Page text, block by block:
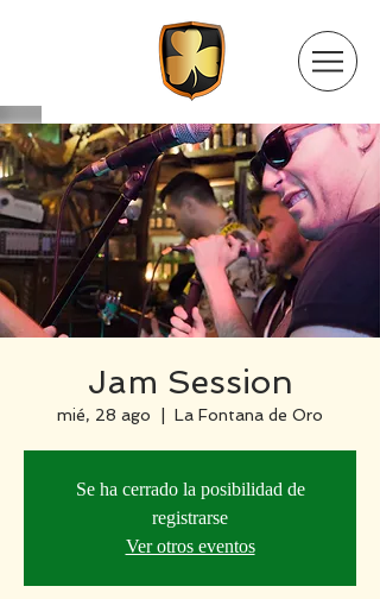
Jam Session
mié, 28 ago La Fontana de Oro
Se ha cerrado la posibilidad de
registrarse
Ver otros eventos